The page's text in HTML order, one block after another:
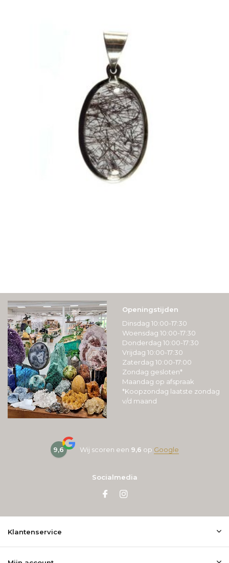
Openingstijden
Dinsdag 10:00-17:30
Woensdag 10:00-17:30
Donderdag 10:00-17:30
Vrijdag 10:00-17:30
Zaterdag 10:00-17:00
Zondag gesloten*
Maandag op afspraak
*Koopzondag laatste zondag
v/d maand
9,6 Wij scoren een 9,6 op Google
Socialmedia
Klantenservice